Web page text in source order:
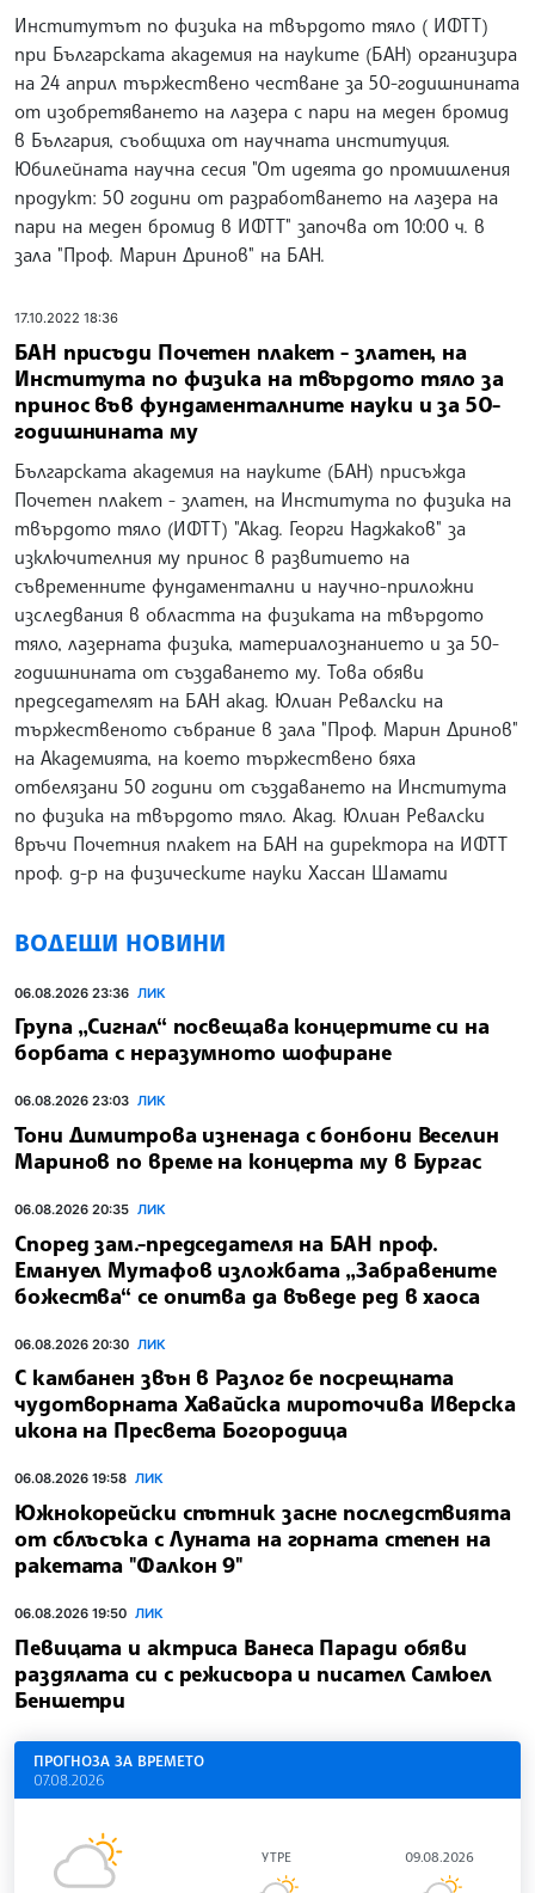
Институтът по физика на твърдото тяло ( ИФТТ)
при Българската академия на науките (БАН) организира
на 24 април тържествено честване за 50-годишнината
от изобретяването на лазера с пари на меден бромид
в България, съобщиха от научната институция.
Юбилейната научна сесия "От идеята до промишления
продукт: 50 години от разработването на лазера на
пари на меден бромид в ИФТТ" започва от 10:00 ч. в
зала "Проф. Марин Дринов" на БАН.
17.10.2022 18:36
БАН присъди Почетен плакет - златен, на
Института по физика на твърдото тяло за
принос във фундаменталните науки и за 50-
годишнината му
Българската академия на науките (БАН) присъжда
Почетен плакет - златен, на Института по физика на
твърдото тяло (ИФТТ) "Акад. Георги Наджаков" за
изключителния му принос в развитието на
съвременните фундаментални и научно-приложни
изследвания в областта на физиката на твърдото
тяло, лазерната физика, материалознанието и за 50-
годишнината от създаването му. Това обяви
председателят на БАН акад. Юлиан Ревалски на
тържественото събрание в зала "Проф. Марин Дринов"
на Академията, на което тържествено бяха
отбелязани 50 години от създаването на Института
по физика на твърдото тяло. Акад. Юлиан Ревалски
връчи Почетния плакет на БАН на директора на ИФТТ
проф. д-р на физическите науки Хассан Шамати
ВОДЕЩИ НОВИНИ
06.08.2026 23:36 ЛИК
Група „Сигнал“ посвещава концертите си на
борбата с неразумното шофиране
06.08.2026 23:03 ЛИК
Тони Димитрова изненада с бонбони Веселин
Маринов по време на концерта му в Бургас
06.08.2026 20:35 ЛИК
Според зам.-председателя на БАН проф.
Емануел Мутафов изложбата „Забравените
божества“ се опитва да въведе ред в хаоса
06.08.2026 20:30 ЛИК
С камбанен звън в Разлог бе посрещната
чудотворната Хавайска мироточива Иверска
икона на Пресвета Богородица
06.08.2026 19:58 ЛИК
Южнокорейски спътник засне последствията
от сблъсъка с Луната на горната степен на
ракетата "Фалкон 9"
06.08.2026 19:50 ЛИК
Певицата и актриса Ванеса Паради обяви
раздялата си с режисьора и писател Самюел
Беншетри
ПРОГНОЗА ЗА ВРЕМЕТО
07.08.2026
УТРЕ 09.08.2026